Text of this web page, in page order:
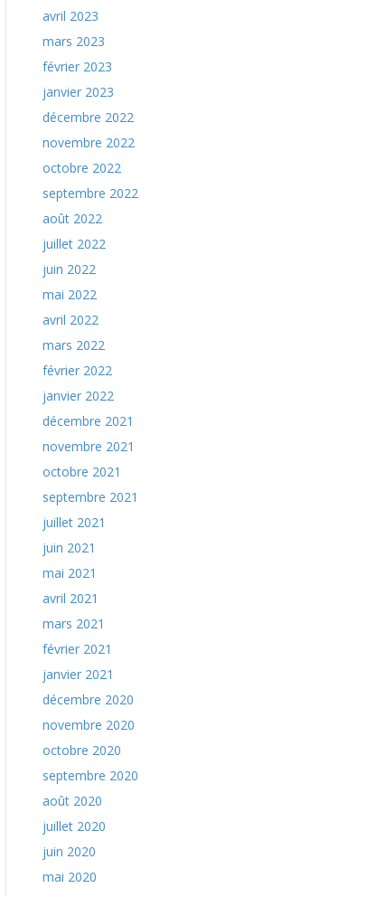
avril 2023
mars 2023
février 2023
janvier 2023
décembre 2022
novembre 2022
octobre 2022
septembre 2022
août 2022
juillet 2022
juin 2022
mai 2022
avril 2022
mars 2022
février 2022
janvier 2022
décembre 2021
novembre 2021
octobre 2021
septembre 2021
juillet 2021
juin 2021
mai 2021
avril 2021
mars 2021
février 2021
janvier 2021
décembre 2020
novembre 2020
octobre 2020
septembre 2020
août 2020
juillet 2020
juin 2020
mai 2020